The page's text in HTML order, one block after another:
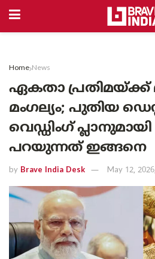
Home News
ഏകതാ പ്രതിമയ്ക്ക്
മംഗല്യം; പുതിയ
വെഡ്ഡിംഗ് പ്ലാനുമായി
പറയുന്നത് ഇങ്ങനെ
by Brave India Desk May 12,